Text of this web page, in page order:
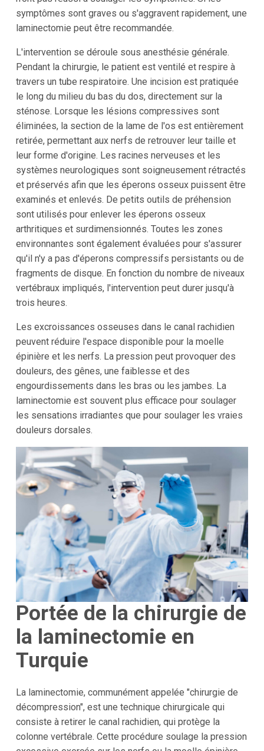
symptômes sont graves ou s'aggravent rapidement, une
laminectomie peut être recommandée.
L'intervention se déroule sous anesthésie générale.
Pendant la chirurgie, le patient est ventilé et respire à
travers un tube respiratoire. Une incision est pratiquée
le long du milieu du bas du dos, directement sur la
sténose. Lorsque les lésions compressives sont
éliminées, la section de la lame de l'os est entièrement
retirée, permettant aux nerfs de retrouver leur taille et
leur forme d'origine. Les racines nerveuses et les
systèmes neurologiques sont soigneusement rétractés
et préservés afin que les éperons osseux puissent être
examinés et enlevés. De petits outils de préhension
sont utilisés pour enlever les éperons osseux
arthritiques et surdimensionnés. Toutes les zones
environnantes sont également évaluées pour s'assurer
qu'il n'y a pas d'éperons compressifs persistants ou de
fragments de disque. En fonction du nombre de niveaux
vertébraux impliqués, l'intervention peut durer jusqu'à
trois heures.
Les excroissances osseuses dans le canal rachidien
peuvent réduire l'espace disponible pour la moelle
épinière et les nerfs. La pression peut provoquer des
douleurs, des gênes, une faiblesse et des
engourdissements dans les bras ou les jambes. La
laminectomie est souvent plus efficace pour soulager
les sensations irradiantes que pour soulager les vraies
douleurs dorsales.
Portée de la chirurgie de
la laminectomie en
Turquie
La laminectomie, communément appelée "chirurgie de
décompression", est une technique chirurgicale qui
consiste à retirer le canal rachidien, qui protège la
colonne vertébrale. Cette procédure soulage la pression